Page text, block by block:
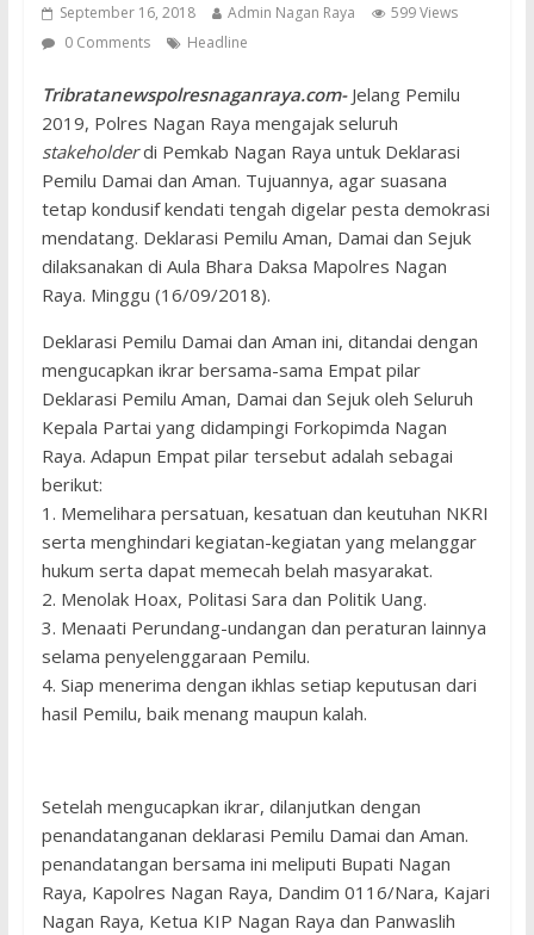
September 16, 2018 Admin Nagan Raya
599 Views
0 Comments
Headline
Tribratanewspolresnaganraya.com- Jelang Pemilu
2019, Polres Nagan Raya mengajak seluruh
stakeholderdi Pemkab Nagan Raya untuk Deklarasi
Pemilu Damai dan Aman. Tujuannya, agar suasana
tetap kondusif kendati tengah digelar pesta demokrasi
mendatang. Deklarasi Pemilu Aman, Damai dan Sejuk
dilaksanakan di Aula Bhara Daksa Mapolres Nagan
Raya. Minggu (16/09/2018).
Deklarasi Pemilu Damai dan Aman ini, ditandai dengan
mengucapkan ikrar bersama-sama Empat pilar
Deklarasi Pemilu Aman, Damai dan Sejuk oleh Seluruh
Kepala Partai yang didampingi Forkopimda Nagan
Raya. Adapun Empat pilar tersebut adalah sebagai
berikut:
1. Memelihara persatuan, kesatuan dan keutuhan NKRI
serta menghindari kegiatan-kegiatan yang melanggar
hukum serta dapat memecah belah masyarakat.
2. Menolak Hoax, Politasi Sara dan Politik Uang.
3. Menaati Perundang-undangan dan peraturan lainnya
selama penyelenggaraan Pemilu.
4. Siap menerima dengan ikhlas setiap keputusan dari
hasil Pemilu, baik menang maupun kalah.
Setelah mengucapkan ikrar, dilanjutkan dengan
penandatanganan deklarasi Pemilu Damai dan Aman.
penandatangan bersama ini meliputi Bupati Nagan
Raya, Kapolres Nagan Raya, Dandim 0116/Nara, Kajari
Nagan Raya, Ketua KIP Nagan Raya dan Panwaslih